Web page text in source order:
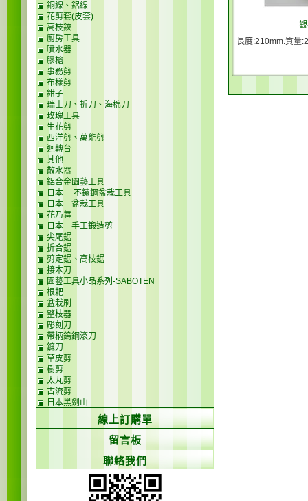
長度:210mm.質量
銅線、鋁線
花剪套(皮套)
高枝鋏
廚房工具
噴水器
膠槍
事務剪
布樣剪
鉗子
瑞士刀、折刀、海棉刀
玫瑰工具
生花剪
西洋剪、萬能剪
迴轉台
其他
散水器
鋁合金園藝工具
日本一 不鏽鋼盆栽工具
日本一盆栽工具
花乃舞
日本一手工鍛造剪
尖尾鋸
折合鋸
剪定鋸、高枝鋸
接木刀
園藝工具小品系列-SABOTEN
根耙
盆栽刷
整枝器
彫刻刀
帶柄鎢鋼滾刀
鐮刀
草皮剪
樹剪
太丸剪
古流剪
日本黑劍山
線上訂購單
留言板
聯絡我們